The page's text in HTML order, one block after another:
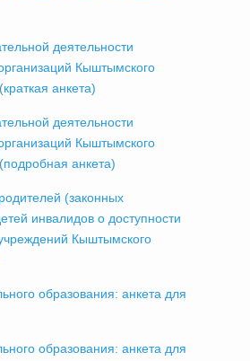
деятельности
Кыштымского
анкета)
деятельности
Кыштымского
анкета)
(законных
инвалидов о доступности
Кыштымского
образования: анкета для
образования: анкета для